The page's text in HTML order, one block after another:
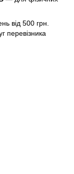
від 500 грн.
перевізника